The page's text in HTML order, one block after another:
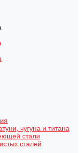
чугуна и титана
стали
сталей